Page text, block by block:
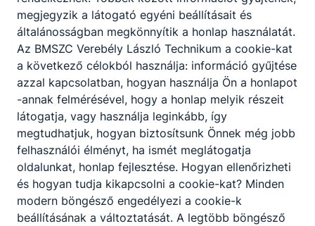
Verebély - A tanév legjobb Pillanatai videó
2026. júl. 24. Verebély László Technikum
megjegyzik a látogató egyéni beállításait és
általánosságban megkönnyítik a honlap használatát.
Az BMSZC Verebély László Technikum a cookie-kat
a következő célokból használja: információ gyűjtése
azzal kapcsolatban, hogyan használja Ön a honlapot
-annak felmérésével, hogy a honlap melyik részeit
látogatja, vagy használja leginkább, így
megtudhatjuk, hogyan biztosítsunk Önnek még jobb
felhasználói élményt, ha ismét meglátogatja
oldalunkat, honlap fejlesztése. Hogyan ellenőrizheti
és hogyan tudja kikapcsolni a cookie-kat? Minden
modern böngésző engedélyezi a cookie-k
beállításának a változtatását. A legtöbb böngésző